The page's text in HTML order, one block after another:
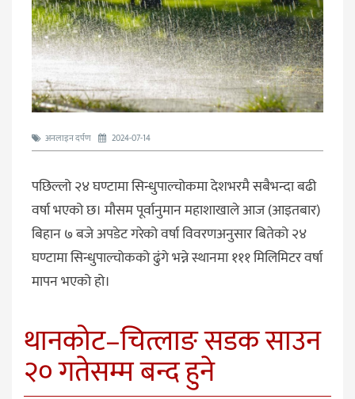
अनलाइन दर्पण 2024-07-14
पछिल्लो २४ घण्टामा सिन्धुपाल्चोकमा देशभरमै सबैभन्दा बढी
वर्षा भएको छ। मौसम पूर्वानुमान महाशाखाले आज (आइतबार)
बिहान ७ बजे अपडेट गरेको वर्षा विवरणअनुसार बितेको २४
घण्टामा सिन्धुपाल्चोकको ढुंगे भन्ने स्थानमा १११ मिलिमिटर वर्षा
मापन भएको हो।
थानकोट–चित्लाङ सडक साउन
२० गतेसम्म बन्द हुने